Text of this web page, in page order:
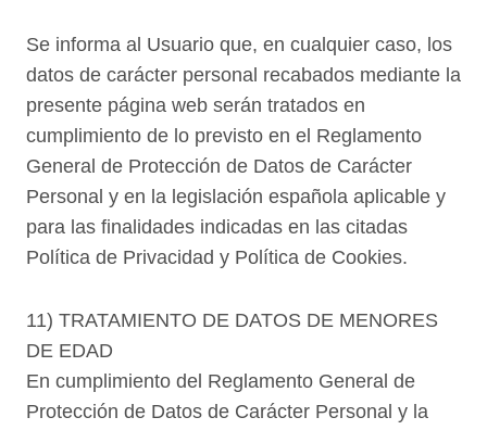
Se informa al Usuario que, en cualquier caso, los
datos de carácter personal recabados mediante la
presente página web serán tratados en
cumplimiento de lo previsto en el Reglamento
General de Protección de Datos de Carácter
Personal y en la legislación española aplicable y
para las finalidades indicadas en las citadas
Política de Privacidad y Política de Cookies.
11) TRATAMIENTO DE DATOS DE MENORES
DE EDAD
En cumplimiento del Reglamento General de
Protección de Datos de Carácter Personal y la